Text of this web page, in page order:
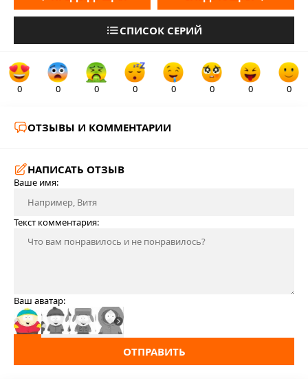
СПИСОК СЕРИЙ
0 0 0 0 0 0 0 0
ОТЗЫВЫ И КОММЕНТАРИИ
НАПИСАТЬ ОТЗЫВ
Ваше имя:
Текст комментария:
Ваш аватар:
ОТПРАВИТЬ